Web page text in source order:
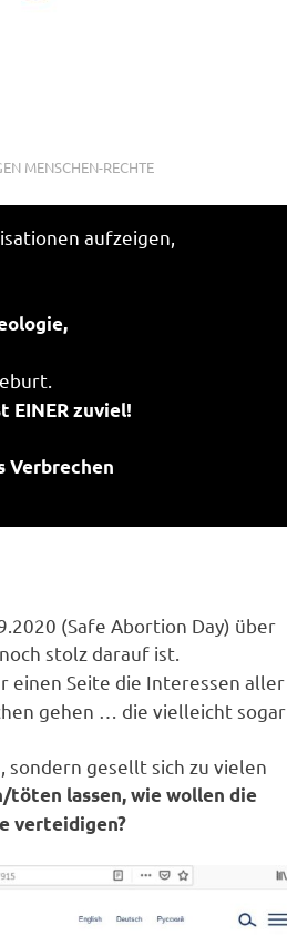
MENSCHEN-RECHTE
aufzeigen,
EINER zuviel!
Verbrechen
(Safe Abortion Day) über
stolz darauf ist.
einen Seite die Interessen aller
gehen … die vielleicht sogar
sondern gesellt sich zu vielen
lassen, wie wollen die
verteidigen?